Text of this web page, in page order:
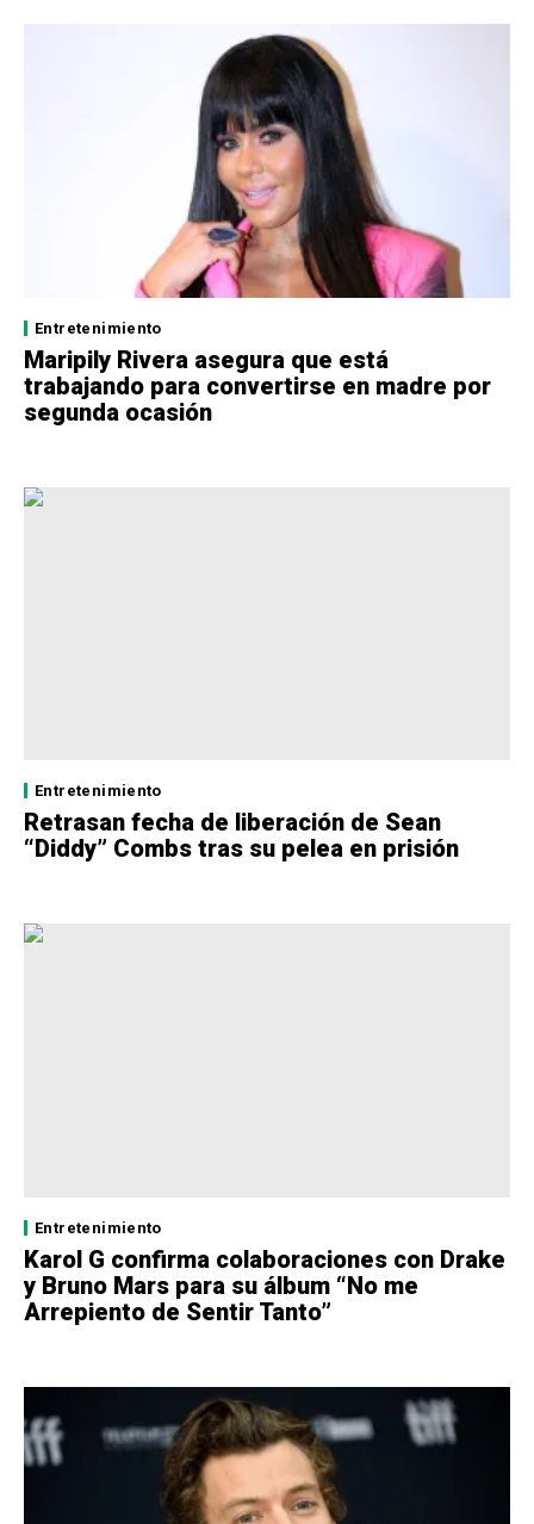
Entretenimiento
Maripily Rivera asegura que está
trabajando para convertirse en madre por
segunda ocasión
Entretenimiento
Retrasan fecha de liberación de Sean
“Diddy” Combs tras su pelea en prisión
Entretenimiento
Karol G confirma colaboraciones con Drake
y Bruno Mars para su álbum “No me
Arrepiento de Sentir Tanto”